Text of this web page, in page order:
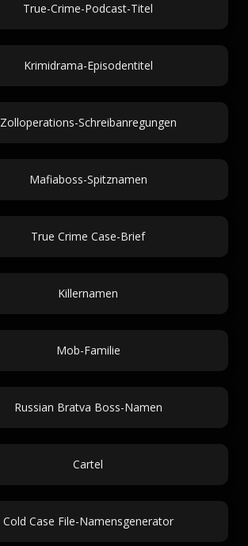
True-Crime-Podcast-Titel
Krimidrama-Episodentitel
Zolloperations-Schreibanregungen
Mafiaboss-Spitznamen
True Crime Case-Brief
Killernamen
Mob-Familie
Russian Bratva Boss-Namen
Cartel
Cold Case File-Namensgenerator